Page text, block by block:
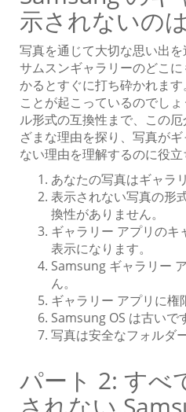
示されないの
写真を通じて大切な思い出を
サムスンギャラリーのどこ
かるとすぐに打ち砕かれま
ことが起こっているのでし
ル形式の互換性まで、この
ざまな理由を探り、写真が
ない理由を理解するのに役立
あなたの写真はギャラ
表示されない写真の形
換性がありません。
ギャラリー アプリの
表示になります。
Samsung ギャラリー
ん。
ギャラリー アプリに権
Samsung OS は古いで
写真は安全なフォルダ
パート 2: すべ